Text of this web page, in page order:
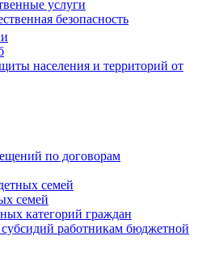
услуги
безопасность
населения и территорий от
по договорам
семей
семей
категорий граждан
работникам бюджетной